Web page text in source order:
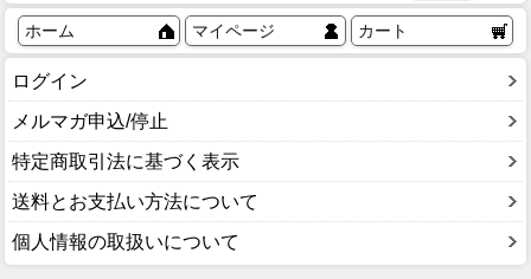
ホーム マイページ カート
ログイン
メルマガ申込/停止
特定商取引法に基づく表示
送料とお支払い方法について
個人情報の取扱いについて